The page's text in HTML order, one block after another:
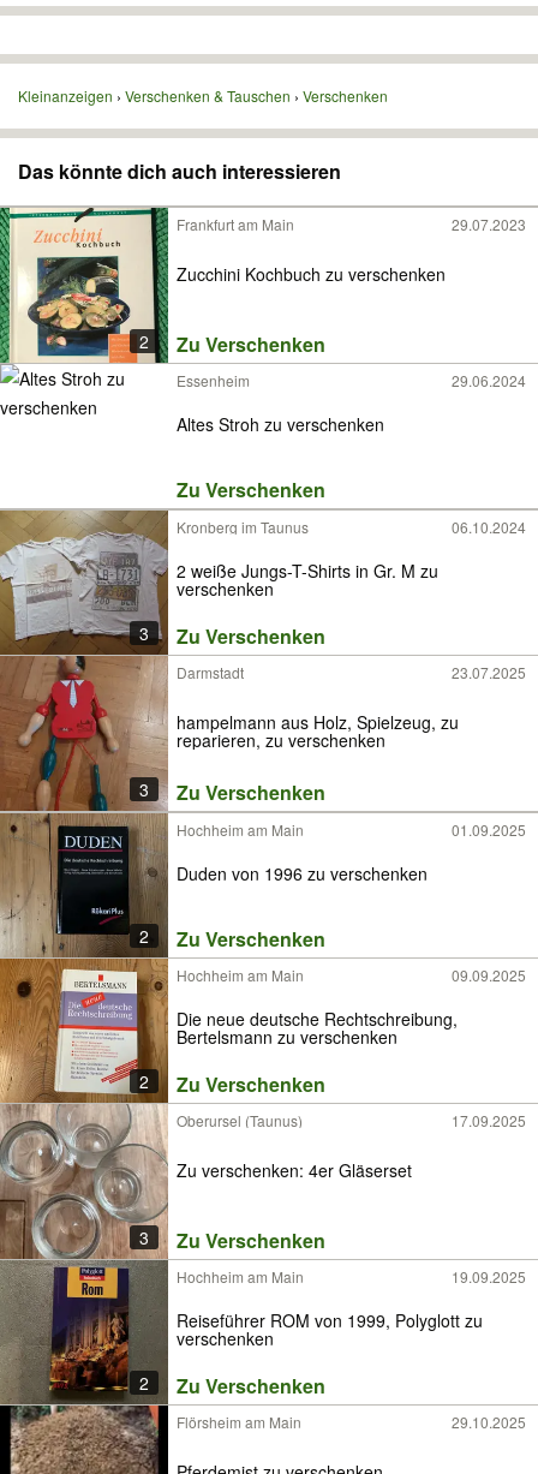
Kleinanzeigen Verschenken & Tauschen Verschenken
Das könnte dich auch interessieren
2
Frankfurt am Main 29.07.2023
Zucchini Kochbuch zu verschenken
Zu Verschenken
Essenheim 29.06.2024
Altes Stroh zu verschenken
Zu Verschenken
3
Kronberg im Taunus 06.10.2024
2 weiße Jungs-T-Shirts in Gr. M zu
verschenken
Zu Verschenken
3
Darmstadt 23.07.2025
hampelmann aus Holz, Spielzeug, zu
reparieren, zu verschenken
Zu Verschenken
2
Hochheim am Main 01.09.2025
Duden von 1996 zu verschenken
Zu Verschenken
2
Hochheim am Main 09.09.2025
Die neue deutsche Rechtschreibung,
Bertelsmann zu verschenken
Zu Verschenken
3
Oberursel (Taunus) 17.09.2025
Zu verschenken: 4er Gläserset
Zu Verschenken
2
Hochheim am Main 19.09.2025
Reiseführer ROM von 1999, Polyglott zu
verschenken
Zu Verschenken
Flörsheim am Main 29.10.2025